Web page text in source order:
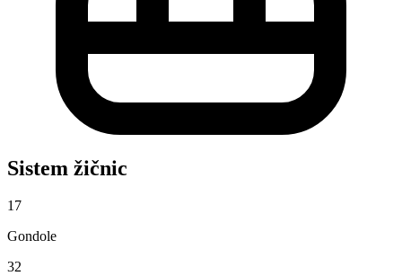
Sistem žičnic
17
Gondole
32